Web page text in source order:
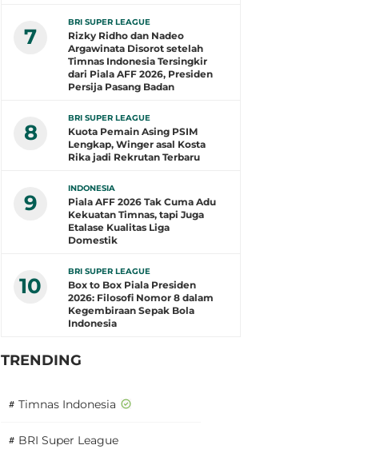
7
BRI SUPER LEAGUE
Rizky Ridho dan Nadeo
Argawinata Disorot setelah
Timnas Indonesia Tersingkir
dari Piala AFF 2026, Presiden
Persija Pasang Badan
8
BRI SUPER LEAGUE
Kuota Pemain Asing PSIM
Lengkap, Winger asal Kosta
Rika jadi Rekrutan Terbaru
9
INDONESIA
Piala AFF 2026 Tak Cuma Adu
Kekuatan Timnas, tapi Juga
Etalase Kualitas Liga
Domestik
10
BRI SUPER LEAGUE
Box to Box Piala Presiden
2026: Filosofi Nomor 8 dalam
Kegembiraan Sepak Bola
Indonesia
TRENDING
# Timnas Indonesia
# BRI Super League